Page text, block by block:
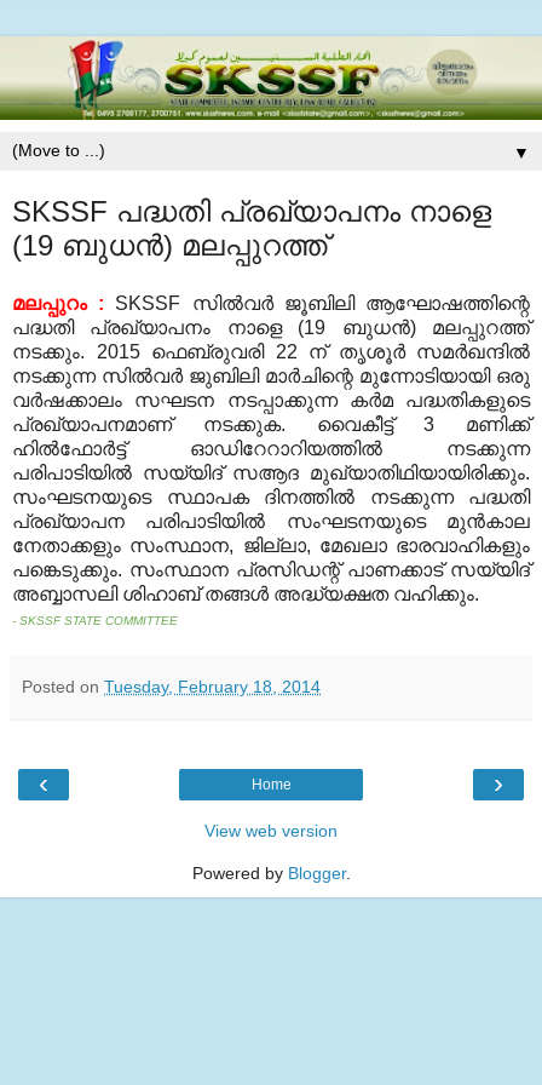
▼
SKSSF പദ്ധതി പ്രഖ്യാപനം നാളെ
(19 ബുധന്‍) മലപ്പുറത്ത്
മലപ്പുറം : SKSSF സില്‍വര്‍ ജൂബിലി ആഘോഷത്തിന്റെ
പദ്ധതി പ്രഖ്യാപനം നാളെ (19 ബുധന്‍) മലപ്പുറത്ത്
നടക്കും. 2015 ഫെബ്രുവരി 22 ന് തൃശൂര്‍ സമര്‍ഖന്ദില്‍
നടക്കുന്ന സില്‍വര്‍ ജുബിലി മാര്‍ചിന്റെ മുന്നോടിയായി ഒരു
വര്‍ഷക്കാലം സഘടന നടപ്പാക്കുന്ന കര്‍മ പദ്ധതികളുടെ
പ്രഖ്യാപനമാണ് നടക്കുക. വൈകീട്ട്3 മണിക്ക്
ഹില്‍ഫോര്‍ട്ട് ഓഡിറേറാറിയത്തില്‍ നടക്കുന്ന
പരിപാടിയില്‍ സയ്യിദ് സആദ മുഖ്യാതിഥിയായിരിക്കും.
സംഘടനയുടെ സ്ഥാപക ദിനത്തില്‍ നടക്കുന്ന പദ്ധതി
പ്രഖ്യാപന പരിപാടിയില്‍ സംഘടനയുടെ മുന്‍കാല
നേതാക്കളും സംസ്ഥാന, ജില്ലാ, മേഖലാ ഭാരവാഹികളും
പങ്കെടുക്കും. സംസ്ഥാന പ്രസിഡന്റ് പാണക്കാട് സയ്യിദ്
അബ്ബാസലി ശിഹാബ് തങ്ങള്‍ അദ്ധ്യക്ഷത വഹിക്കും.
- SKSSF STATE COMMITTEE
Posted on Tuesday, February 18, 2014
‹ ›
Home
View web version
Powered by Blogger.